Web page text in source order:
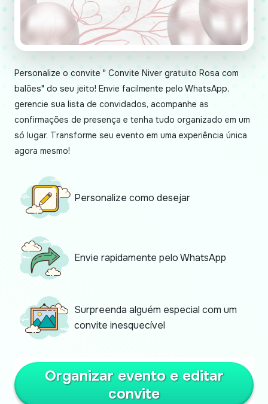
Personalize o convite " Convite Niver gratuito Rosa com
balões" do seu jeito! Envie facilmente pelo WhatsApp,
gerencie sua lista de convidados, acompanhe as
confirmações de presença e tenha tudo organizado em um
só lugar. Transforme seu evento em uma experiência única
agora mesmo!
Personalize como desejar
Envie rapidamente pelo WhatsApp
Surpreenda alguém especial com um
convite inesquecível
Organizar evento e editar
convite